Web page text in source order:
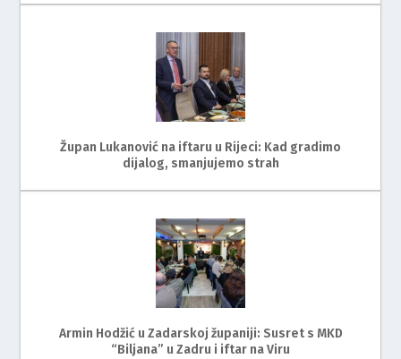
Župan Lukanović na iftaru u Rijeci: Kad gradimo
dijalog, smanjujemo strah
Armin Hodžić u Zadarskoj županiji: Susret s MKD
“Biljana” u Zadru i iftar na Viru